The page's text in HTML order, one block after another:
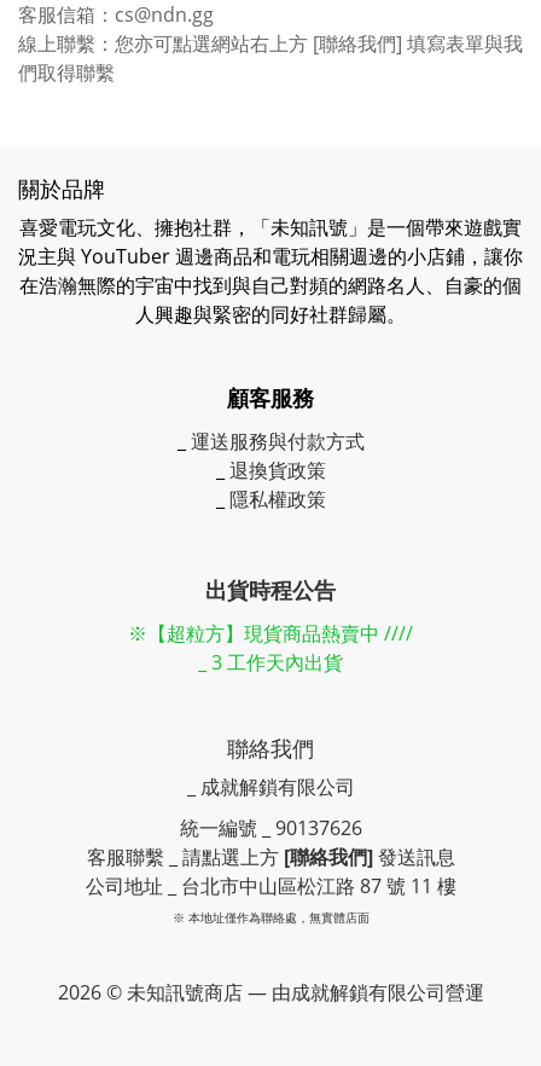
客服信箱：cs@ndn.gg
線上聯繫：您亦可點選網站右上方 [聯絡我們] 填寫表單與我
們取得聯繫
關於品牌
喜愛電玩文化、擁抱社群，「未知訊號」是一個帶來遊戲實
況主與 YouTuber 週邊商品和電玩相關週邊的小店鋪，讓你
在浩瀚無際的宇宙中找到與自己對頻的網路名人、自豪的個
人興趣與緊密的同好社群歸屬。
顧客服務
運送服務與付款方式
退換貨政策
隱私權政策
出貨時程公告
※【超粒方】現貨商品熱賣中 ////
_ 3 工作天內出貨
聯絡我們
_ 成就解鎖有限公司
統一編號 _ 90137626
客服聯繫 _ 請點選上方 [聯絡我們]發送訊息
公司地址 _ 台北市中山區松江路 87 號 11 樓
※ 本地址僅作為聯絡處，無實體店面
2026 © 未知訊號商店 — 由成就解鎖有限公司營運